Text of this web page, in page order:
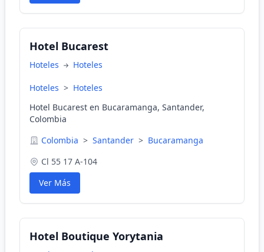
Hotel Bucarest
Hoteles Hoteles
Hoteles > Hoteles
Hotel Bucarest en Bucaramanga, Santander,
Colombia
Colombia > Santander > Bucaramanga
Cl 55 17 A-104
Ver Más
Hotel Boutique Yorytania